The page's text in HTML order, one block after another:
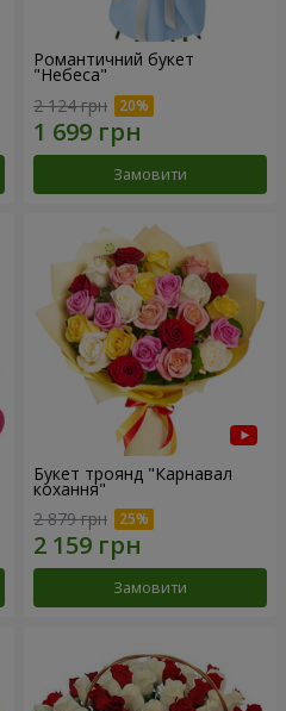
Романтичний букет
"Небеса"
2 124 грн
Замовити
Букет троянд "Карнавал
кохання"
2 879 грн
Замовити